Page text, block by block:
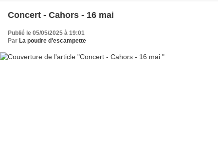
Concert - Cahors - 16 mai
Publié le 05/05/2025 à 19:01
Par La poudre d'escampette